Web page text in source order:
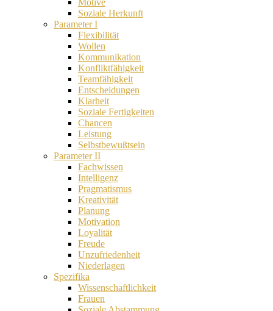
Motive
Soziale Herkunft
Parameter I
Flexibilität
Wollen
Kommunikation
Konfliktfähigkeit
Teamfähigkeit
Entscheidungen
Klarheit
Soziale Fertigkeiten
Chancen
Leistung
Selbstbewußtsein
Parameter II
Fachwissen
Intelligenz
Pragmatismus
Kreativität
Planung
Motivation
Loyalität
Freude
Unzufriedenheit
Niederlagen
Spezifika
Wissenschaftlichkeit
Frauen